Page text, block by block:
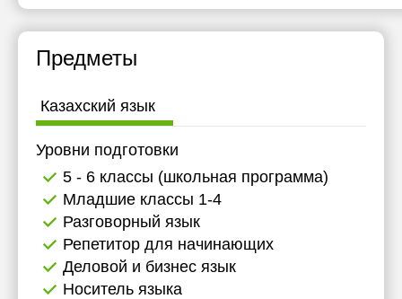
Предметы
Казахский язык
Уровни подготовки
5 - 6 классы (школьная программа)
Младшие классы 1-4
Разговорный язык
Репетитор для начинающих
Деловой и бизнес язык
Носитель языка